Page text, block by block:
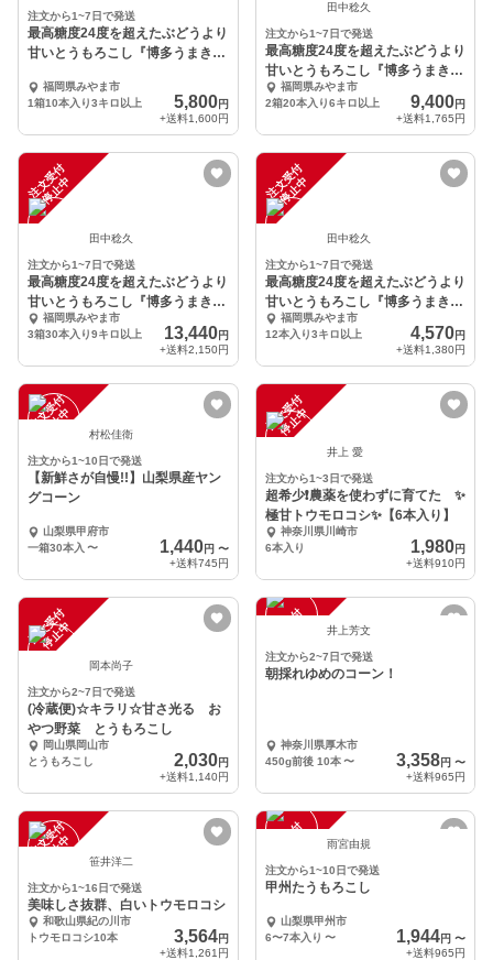
注文から1~7日で発送
最高糖度24度を超えたぶどうより
甘いとうもろこし『博多うまき
福岡県みやま市
1箱10本入り3キロ以上
5,800円
+送料1,600円
田中稔久
注文から1~7日で発送
最高糖度24度を超えたぶどうより
甘いとうもろこし『博多うまき
び』お任せ20本入り
福岡県みやま市
2箱20本入り6キロ以上
9,400円
+送料1,765円
注
文
受
付
停
止
中
田中稔久
注文から1~7日で発送
最高糖度24度を超えたぶどうより
甘いとうもろこし『博多うまき
び』お任せ30本入り
福岡県みやま市
3箱30本入り9キロ以上
13,440円
+送料2,150円
注
文
受
付
停
止
中
田中稔久
注文から1~7日で発送
最高糖度24度を超えたぶどうより
甘いとうもろこし『博多うまき
び』訳アリ3キロ
福岡県みやま市
12本入り3キロ以上
4,570円
+送料1,380円
注
文
受
付
停
止
中 村松佳衛
注文から1~10日で発送
【新鮮さが自慢!!】山梨県産ヤン
グコーン
山梨県甲府市
一箱30本入 〜 1,440円 〜
+送料745円
注
文
受
付
停
止
中
井上 愛
注文から1~3日で発送
超希少❗️農薬を使わずに育てた ✨
極甘トウモロコシ✨【6本入り】
神奈川県川崎市
6本入り
1,980円
+送料910円
注
文
受
付
停
止
中
岡本尚子
注文から2~7日で発送
(冷蔵便)☆キラリ☆甘さ光る お
やつ野菜 とうもろこし
岡山県岡山市
とうもろこし
2,030円
+送料1,140円
注
文
受
付
停
止 井上芳文
注文から2~7日で発送
朝採れゆめのコーン！
神奈川県厚木市
450g前後 10本 〜 3,358円 〜
+送料965円
注
文
受
付
停
止
中 笹井洋二
注文から1~16日で発送
美味しさ抜群、白いトウモロコシ
和歌山県紀の川市
トウモロコシ10本
3,564円
+送料1,261円
注
文
受
付
停
止 雨宮由規
注文から1~10日で発送
甲州たうもろこし
山梨県甲州市
6〜7本入り 〜 1,944円 〜
+送料965円